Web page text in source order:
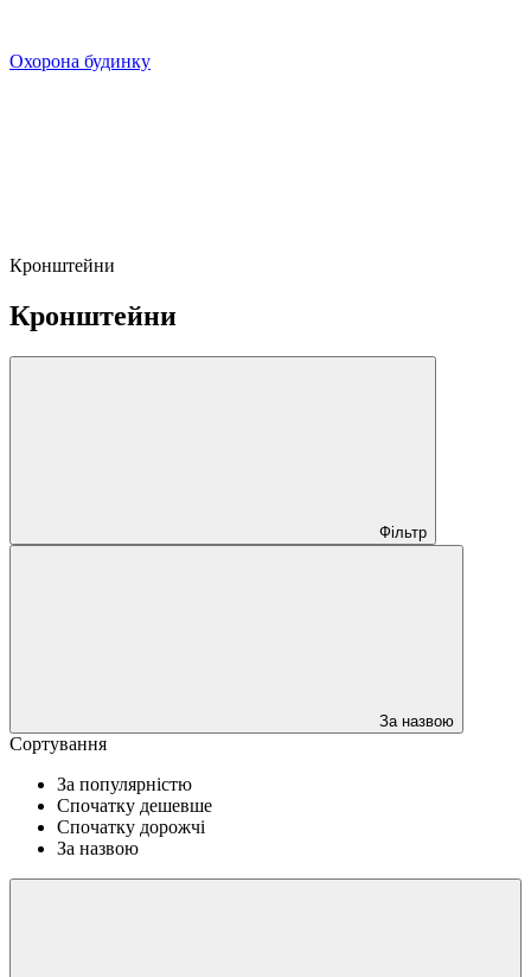
Охорона будинку
Кронштейни
Кронштейни
Фільтр
За назвою
Сортування
За популярністю
Спочатку дешевше
Спочатку дорожчі
За назвою